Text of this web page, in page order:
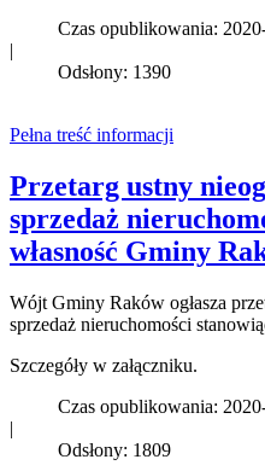
Czas opublikowania:
|
Odsłony: 1390
Pełna treść informacji
Przetarg ustny
sprzedaż
własność Gminy
Wójt Gminy Raków ogłasza
sprzedaż nieruchomości
Szczegóły w załączniku.
Czas opublikowania:
|
Odsłony: 1809